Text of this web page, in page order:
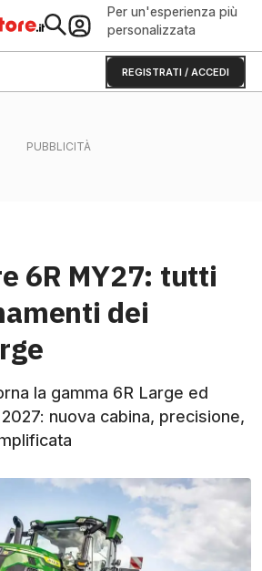
Per un'esperienza più
personalizzata
REGISTRATI / ACCEDI
6R MY27: tutti
dei
la gamma 6R Large ed
nuova cabina, precisione,